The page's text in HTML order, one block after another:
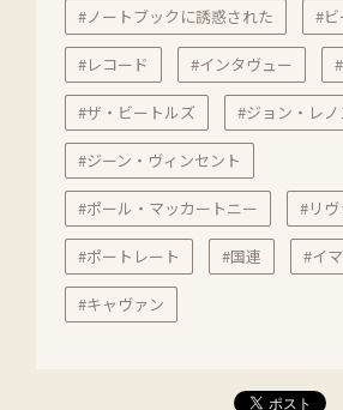
#ノートブックに誘惑された #
#レコード #インタヴュー
#ザ・ビートルズ #ジョン・レノ
#ジーン・ヴィンセント
#ポール・マッカートニー #リ
#ポートレート #国連 #イ
#キャヴァン